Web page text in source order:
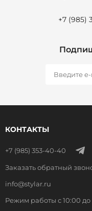
+7 (985)
КОНТАКТЫ
+7 (985) 353-40-40
Заказать обратный
info@stylar.ru
Режим работы с 10:00 до